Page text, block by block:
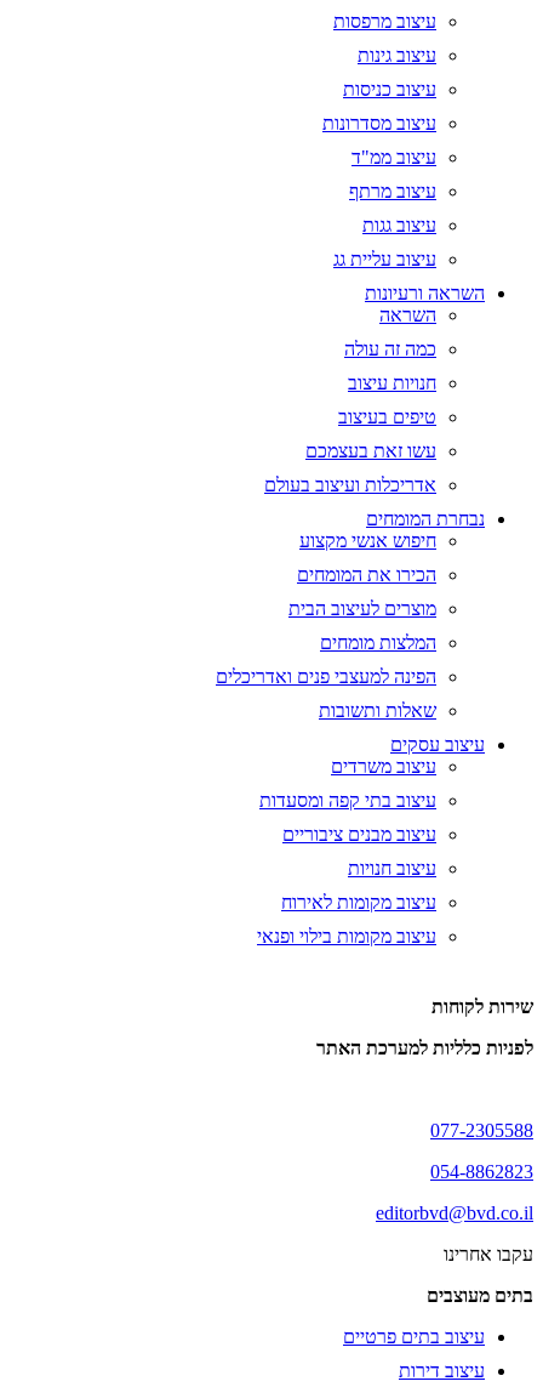
עיצוב מרפסות
עיצוב גינות
עיצוב כניסות
עיצוב מסדרונות
עיצוב ממ"ד
עיצוב מרתף
עיצוב גגות
עיצוב עליית גג
השראה ורעיונות
השראה
כמה זה עולה
חנויות עיצוב
טיפים בעיצוב
עשו זאת בעצמכם
אדריכלות ועיצוב בעולם
נבחרת המומחים
חיפוש אנשי מקצוע
הכירו את המומחים
מוצרים לעיצוב הבית
המלצות מומחים
הפינה למעצבי פנים ואדריכלים
שאלות ותשובות
עיצוב עסקים
עיצוב משרדים
עיצוב בתי קפה ומסעדות
עיצוב מבנים ציבוריים
עיצוב חנויות
עיצוב מקומות לאירוח
עיצוב מקומות בילוי ופנאי
שירות לקוחות
לפניות כלליות למערכת האתר
077-2305588
054-8862823
editorbvd@bvd.co.il
עקבו אחרינו
בתים מעוצבים
עיצוב בתים פרטיים
עיצוב דירות